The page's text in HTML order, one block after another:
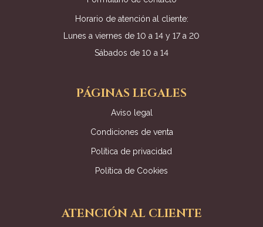
Horario de atención al cliente:
Lunes a viernes de 10 a 14 y 17 a 20
Sábados de 10 a 14
PÁGINAS LEGALES
Aviso legal
Condiciones de venta
Política de privacidad
Política de Cookies
ATENCIÓN AL CLIENTE